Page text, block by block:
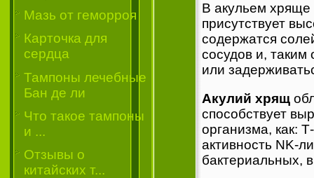
Мазь от геморроя
Карточка для
сердца
Тампоны лечебные
Бан де ли
Что такое тампоны
и ...
Отзывы о
китайских т...
В акульем хряще
присутствует
содержатся
сосудов и,
или
Акулий хрящ
способствует
организма, как:
активность NK-
бактериальных,